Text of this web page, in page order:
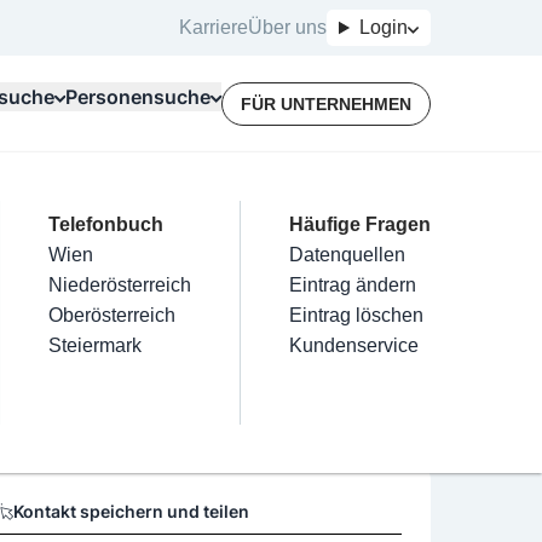
KarriereÜber uns Login
Kategorien
Friseur
Nägel
Haarentfernung
Make-Up
Für Unternehmer
Terminbuchung
Kostenlose Beratung
Top Branchen
Elektriker
Installateure
Maler & Lackierer
Branchen A-Z
Mein Firmeneintrag
Eintrag hinzufügen
Eintrag beanspruchen
Eintrag verwalten
Eintrag bewerben
Personensuche
Telefonbuch
Wien
Niederösterreich
Oberösterreich
Steiermark
Häufige Fragen
Datenquellen
Eintrag ändern
Eintrag löschen
Kundenservice
FÜR UNTERNEHMEN
GmbH
Öffnungszeiten
Kontakt speichern und teilen